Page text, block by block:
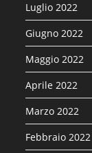
Luglio 2022
Giugno 2022
Maggio 2022
Aprile 2022
Marzo 2022
Febbraio 2022